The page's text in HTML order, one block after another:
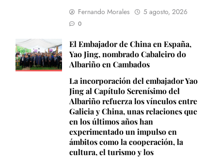
Fernando Morales 5 agosto, 2026
0
El Embajador de China en España,
Yao Jing, nombrado Cabaleiro do
Albariño en Cambados
La incorporación del embajador Yao
Jing al Capítulo Serenísimo del
Albariño refuerza los vínculos entre
Galicia y China, unas relaciones que
en los últimos años han
experimentado un impulso en
ámbitos como la cooperación, la
cultura, el turismo y los